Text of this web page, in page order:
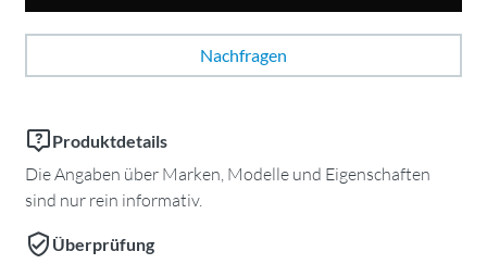
Nachfragen
Produktdetails
Die Angaben über Marken, Modelle und Eigenschaften
sind nur rein informativ.
Überprüfung